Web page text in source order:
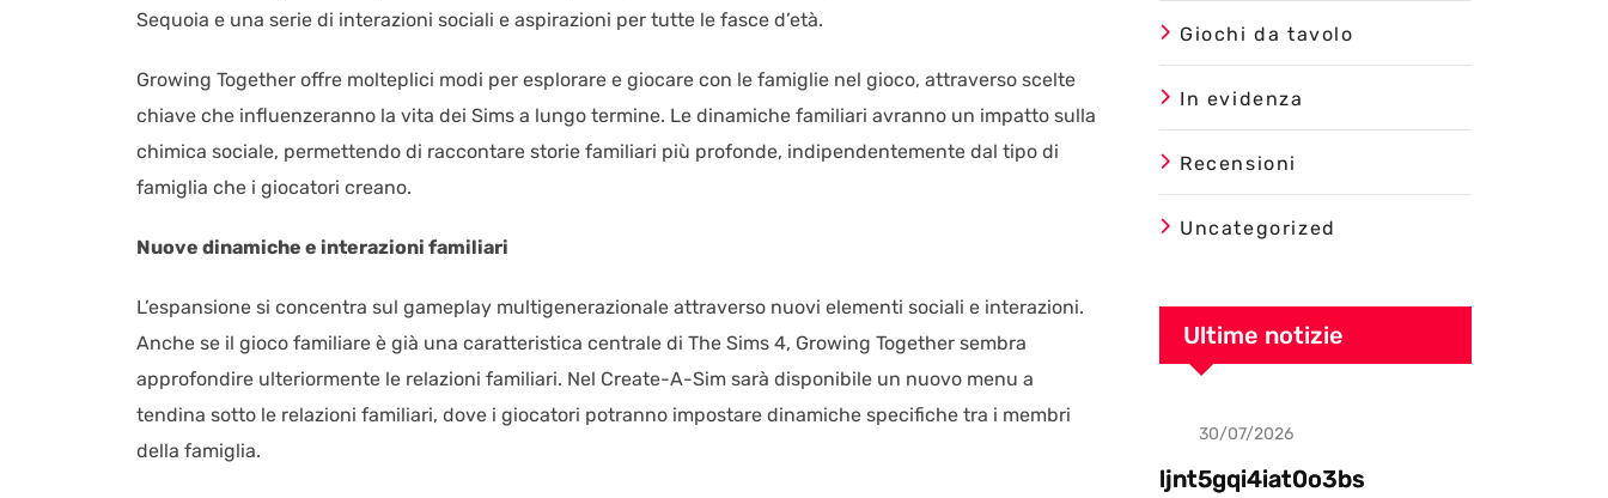
Sequoia e una serie di interazioni sociali e aspirazioni per tutte le fasce d’età.
Growing Together offre molteplici modi per esplorare e giocare con le famiglie nel gioco, attraverso scelte
chiave che influenzeranno la vita dei Sims a lungo termine. Le dinamiche familiari avranno un impatto sulla
chimica sociale, permettendo di raccontare storie familiari più profonde, indipendentemente dal tipo di
famiglia che i giocatori creano.
Nuove dinamiche e interazioni familiari
L’espansione si concentra sul gameplay multigenerazionale attraverso nuovi elementi sociali e interazioni.
Anche se il gioco familiare è già una caratteristica centrale di The Sims 4, Growing Together sembra
approfondire ulteriormente le relazioni familiari. Nel Create-A-Sim sarà disponibile un nuovo menu a
tendina sotto le relazioni familiari, dove i giocatori potranno impostare dinamiche specifiche tra i membri
della famiglia.
Giochi da tavolo
In evidenza
Recensioni
Uncategorized
Ultime notizie
Uncategorized
30/07/2026
ljnt5gqi4iat0o3bs